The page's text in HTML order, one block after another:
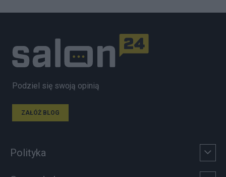
Podziel się swoją opinią
ZAŁÓŻ BLOG
Polityka